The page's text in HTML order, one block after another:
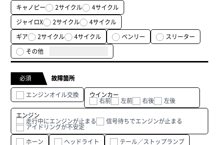
キャノピー 2サイクル 4サイクル
ジャイロX 2サイクル 4サイクル
ギア 2サイクル 4サイクル ベンリー スリーター
その他
必須 故障箇所
エンジンオイル交換
ウインカー
右前
左前 右後 左後
エンジン
走行中にエンジンが止まる
信号待ちでエンジンが止まる
アイドリングが不安定
ホーン ヘッドライト テール／ストップランプ